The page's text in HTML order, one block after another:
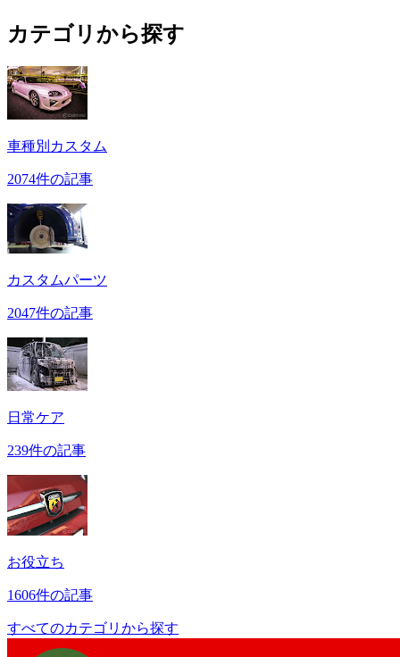
カテゴリから探す
車種別カスタム
2074件の記事
カスタムパーツ
2047件の記事
日常ケア
239件の記事
お役立ち
1606件の記事
すべてのカテゴリから探す